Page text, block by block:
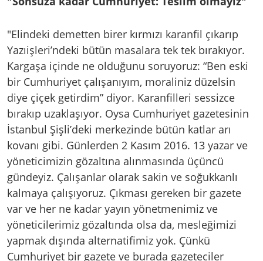
"Elindeki demetten birer kırmızı karanfil çıkarıp
Yazıişleri’ndeki bütün masalara tek tek bırakıyor.
Kargaşa içinde ne olduğunu soruyoruz: “Ben eski
bir Cumhuriyet çalışanıyım, moraliniz düzelsin
diye çiçek getirdim” diyor. Karanfilleri sessizce
bırakıp uzaklaşıyor. Oysa Cumhuriyet gazetesinin
İstanbul Şişli’deki merkezinde bütün katlar arı
kovanı gibi. Günlerden 2 Kasım 2016. 13 yazar ve
yöneticimizin gözaltına alınmasında üçüncü
gündeyiz. Çalışanlar olarak sakin ve soğukkanlı
kalmaya çalışıyoruz. Çıkması gereken bir gazete
var ve her ne kadar yayın yönetmenimiz ve
yöneticilerimiz gözaltında olsa da, mesleğimizi
yapmak dışında alternatifimiz yok. Çünkü
Cumhuriyet bir gazete ve burada gazeteciler